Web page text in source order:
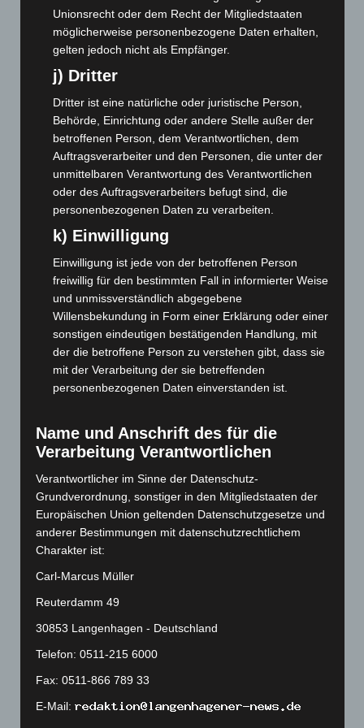
November 2024(94)
Oktober 2024(93)
September 2024(112)
August 2024(107)
Juli 2024(89)
Juni 2024
Mai 2024(149)
April 2024(102)
Februar 2024(103)
Januar 2024(111)
Dezember 2023(130)
November 2023(130)
Oktober 2023
(114)
September 2023(133)
August 2023(134)
Juni 2023(142)
April 2023
(155)
März 2023(174)
Februar 2023(154)
Oktober 2022(166)
September 2022(205)
August 2022(166)
Juli 2022 (133)
Unionsrecht oder dem Recht der Mitgliedstaaten
möglicherweise personenbezogene Daten erhalten,
gelten jedoch nicht als Empfänger.
j) Dritter
Dritter ist eine natürliche oder juristische Person,
Behörde, Einrichtung oder andere Stelle außer der
betroffenen Person, dem Verantwortlichen, dem
Auftragsverarbeiter und den Personen, die unter der
unmittelbaren Verantwortung des Verantwortlichen
oder des Auftragsverarbeiters befugt sind, die
personenbezogenen Daten zu verarbeiten.
k) Einwilligung
Einwilligung ist jede von der betroffenen Person
freiwillig für den bestimmten Fall in informierter Weise
und unmissverständlich abgegebene
Willensbekundung in Form einer Erklärung oder einer
sonstigen eindeutigen bestätigenden Handlung, mit
der die betroffene Person zu verstehen gibt, dass sie
mit der Verarbeitung der sie betreffenden
personenbezogenen Daten einverstanden ist.
Name und Anschrift des für die
Verarbeitung Verantwortlichen
Verantwortlicher im Sinne der Datenschutz-
Grundverordnung, sonstiger in den Mitgliedstaaten der
Europäischen Union geltenden Datenschutzgesetze und
anderer Bestimmungen mit datenschutzrechtlichem
Charakter ist:
Carl-Marcus Müller
Reuterdamm 49
30853 Langenhagen - Deutschland
Telefon: 0511-215 6000
Fax: 0511-866 789 33
E-Mail: